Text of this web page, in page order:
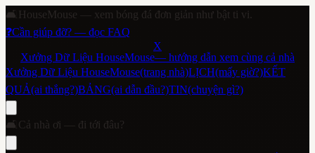
🛋️ HouseMouse — xem bóng đá đơn giản như bật ti vi.
❓Cần giúp đỡ? — đọc FAQ
X
Xưởng Dữ Liệu HouseMouse— hướng dẫn xem cùng cả nhà
Xưởng Dữ Liệu HouseMouse(trang nhà)LỊCH(mấy giờ?)KẾT
QUẢ(ai thắng?)BẢNG(ai dẫn đầu?)TIN(chuyện gì?)
🛋️ Cả nhà ơi — đi tới đâu?